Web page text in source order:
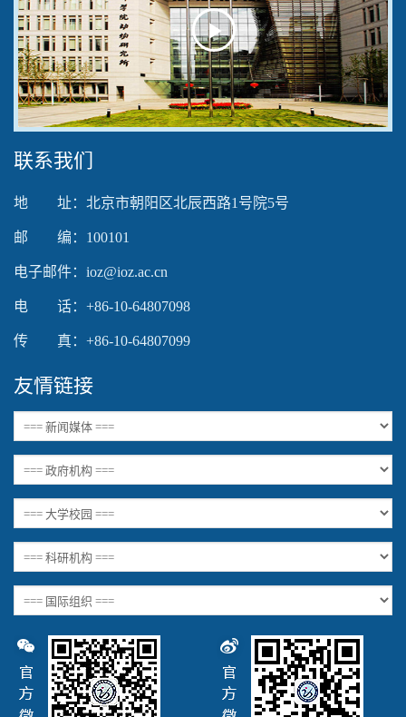
Play
Video
联系我们
地 址：北京市朝阳区北辰西路1号院5号
邮 编：100101
电子邮件：ioz@ioz.ac.cn
电 话：+86-10-64807098
传 真：+86-10-64807099
友情链接